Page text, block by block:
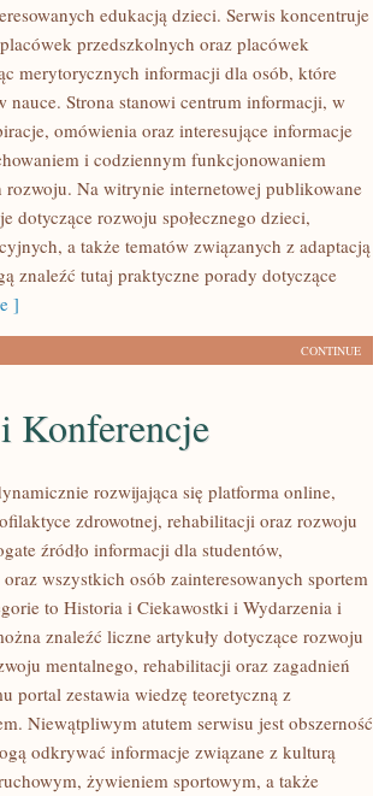
edukacją dzieci. Serwis koncentruje
przedszkolnych oraz placówek
merytorycznych informacji dla osób, które
nauce. Strona stanowi centrum informacji, w
omówienia oraz interesujące informacje
i codziennym funkcjonowaniem
rozwoju. Na witrynie internetowej publikowane
dotyczące rozwoju społecznego dzieci,
a także tematów związanych z adaptacją
znaleźć tutaj praktyczne porady dotyczące
]
CONTINUE
Konferencje
rozwijająca się platforma online,
zdrowotnej, rehabilitacji oraz rozwoju
źródło informacji dla studentów,
wszystkich osób zainteresowanych sportem
to Historia i Ciekawostki i Wydarzenia i
znaleźć liczne artykuły dotyczące rozwoju
mentalnego, rehabilitacji oraz zagadnień
portal zestawia wiedzę teoretyczną z
Niewątpliwym atutem serwisu jest obszerność
odkrywać informacje związane z kulturą
żywieniem sportowym, a także